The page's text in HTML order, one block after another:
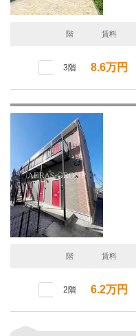
階 賃料
3階 8.6万円
階 賃料
2階 6.2万円